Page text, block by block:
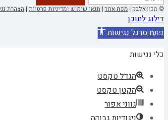
© מכון אלבק | מפת אתר | תנאי שימוש ומדיניות פרטיות | הצהרת
דילוג לתוכן
פתח סרגל נגישות
כלי נגישות
הגדל טקסט
הקטן טקסט
גווני אפור